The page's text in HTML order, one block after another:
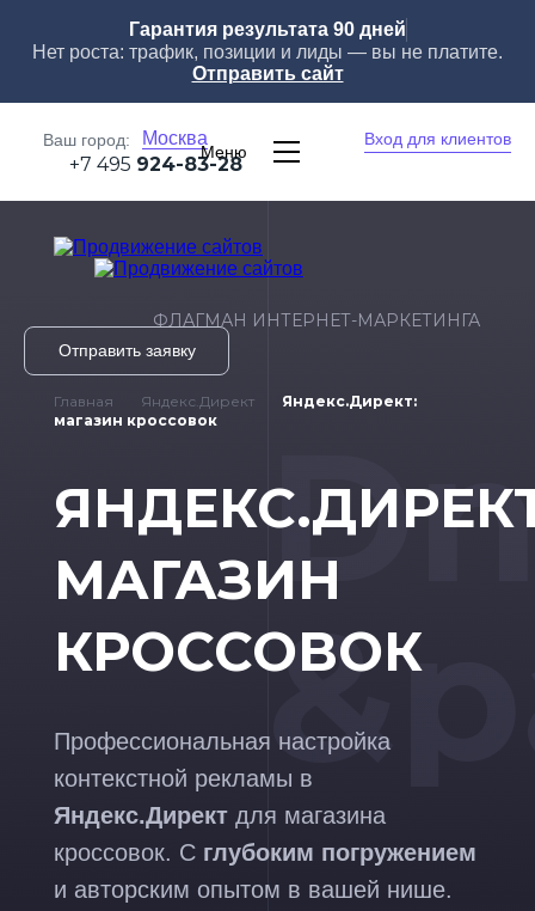
Гарантия результата 90 дней
Нет роста: трафик, позиции и лиды — вы не платите.
Отправить сайт
Ваш город: Москва
Меню
Вход для клиентов
+7 495 924-83-28
ФЛАГМАН ИНТЕРНЕТ-МАРКЕТИНГА
Отправить заявку
Главная Яндекс.Директ
Яндекс.Директ:
магазин кроссовок
МАГАЗИН
КРОССОВОК
Профессиональная настройка
контекстной рекламы в
Яндекс.Директ для магазина
кроссовок. С глубоким погружением
и авторским опытом в вашей нише.